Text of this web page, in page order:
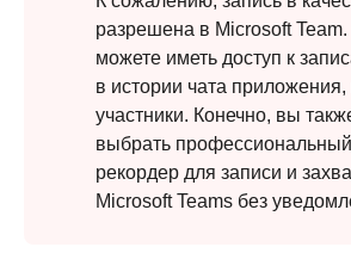
разрешена в Microsoft
можете иметь доступ к
в истории чата приложения,
участники. Конечно, вы
выбрать
рекордер для записи и
Microsoft Teams без